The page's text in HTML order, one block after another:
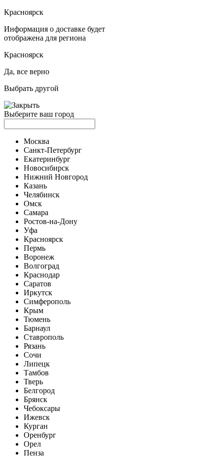
Красноярск
Информация о доставке будет
отображена для региона
Красноярск
Да, все верно
Выбрать другой
Выберите ваш город
Москва
Санкт-Петербург
Екатеринбург
Новосибирск
Нижний Новгород
Казань
Челябинск
Омск
Самара
Ростов-на-Дону
Уфа
Красноярск
Пермь
Воронеж
Волгоград
Краснодар
Саратов
Иркутск
Симферополь
Крым
Тюмень
Барнаул
Ставрополь
Рязань
Сочи
Липецк
Тамбов
Тверь
Белгород
Брянск
Чебоксары
Ижевск
Курган
Оренбург
Орел
Пенза